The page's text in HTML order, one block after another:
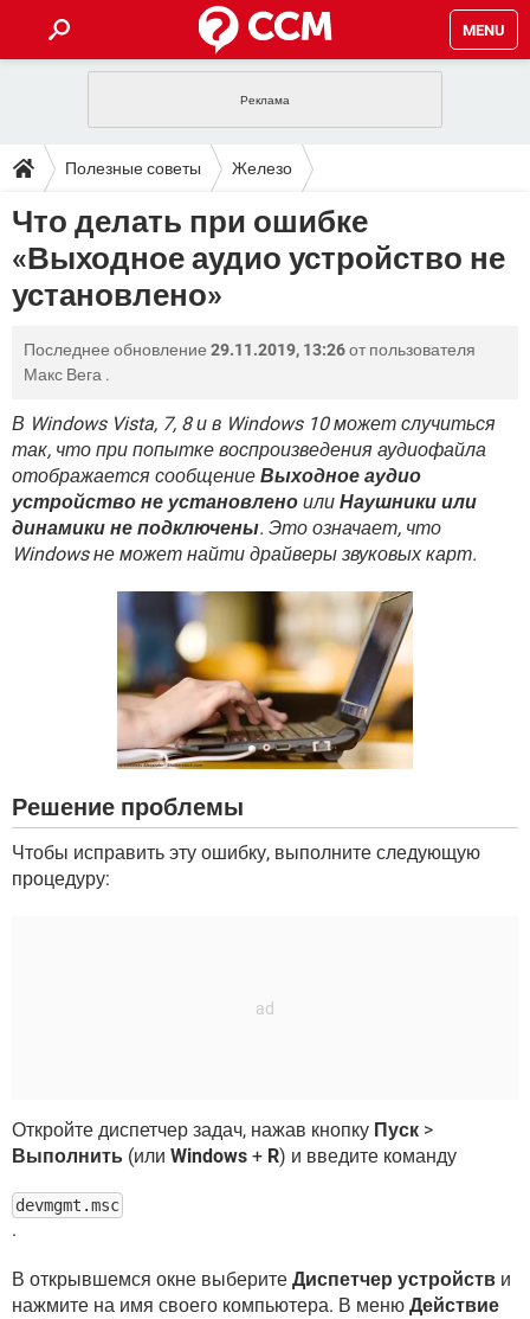
MENU
INSTAGRAM FACEBOOK
ИГРЫ WINDOWS 10
ВКОНТАКТЕ ВИДЕО
GOOGLE
ПОЛЕЗНЫЕ СОВЕТЫ
TIKTOK TELEGRAM
WHATSAPP INSTAGRAM
ИГРЫ
ВИДЕО GOOGLE
ЗАГРУЗКИ
TIKTOK TELEGRAM
WHATSAPP
WINDOWS 10
ВИДЕО GOOGLE
YANDEX
ФОРУМ
WHATSAPP INSTAGRAM
ВИДЕО GOOGLE
TIKTOK
WHATSAPP INSTAGRAM
FACEBOOK ИГРЫ
WINDOWS 10 ВКОНТАКТЕ
ВИДЕО GOOGLE
Полезные советы Железо
Что делать при ошибке
«Выходное аудио устройство не
установлено»
Последнее обновление 29.11.2019, 13:26от пользователя
Макс Вега .
В Windows Vista, 7, 8 и в Windows 10 может случиться
так, что при попытке воспроизведения аудиофайла
отображается сообщение Выходное аудио
устройство не установлено или Наушники или
динамики не подключены. Это означает, что
Windows не может найти драйверы звуковых карт.
Решение проблемы
Чтобы исправить эту ошибку, выполните следующую
процедуру:
Откройте диспетчер задач, нажав кнопку Пуск >
Выполнить (или Windows + R) и введите команду
devmgmt.msc
.
В открывшемся окне выберите Диспетчер устройств и
нажмите на имя своего компьютера. В меню Действие